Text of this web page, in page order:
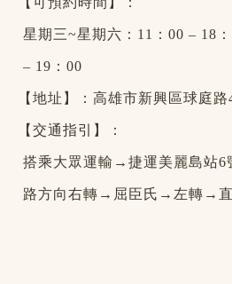
星期三~星期六：11：00 – 18
– 19：00
【地址】：高雄市新興區球庭
【交通指引】：
搭乘大眾運輸→捷運美麗島站
路方向右轉→屈臣氏→左轉→直